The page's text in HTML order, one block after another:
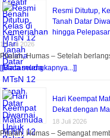
Resmi Ditutup,
Tanah Datar
hingga
18 Juli 2026
Pitalah, Humas – Setelah
[[Baca selengkapnya...]]
Hari Keempat
Dekat dengan
18 Juli 2026
Pitalah, Humas – Semangat